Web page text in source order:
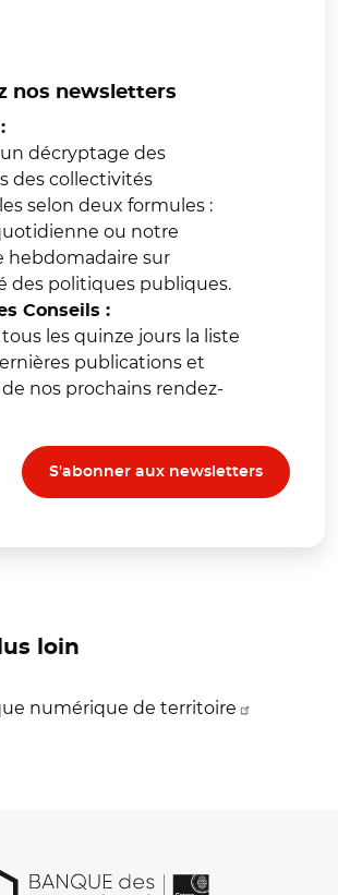
nos newsletters
décryptage des
des collectivités
selon deux formules :
ou notre
hebdomadaire sur
des politiques publiques.
Conseils :
les quinze jours la liste
publications et
de nos prochains rendez-
S'abonner aux newsletters
loin
numérique de territoire